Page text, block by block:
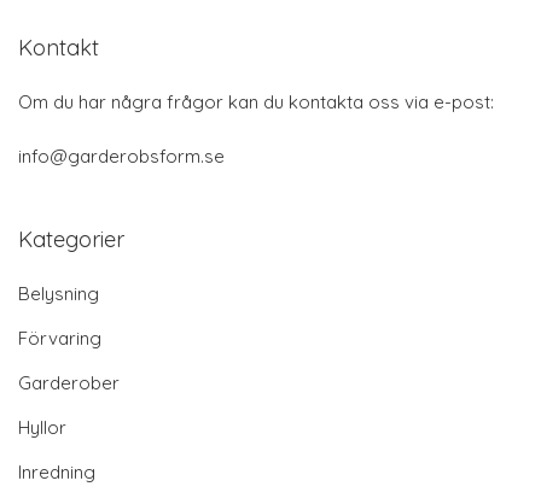
Kontakt
Om du har några frågor kan du kontakta oss via e-post:
info@garderobsform.se
Kategorier
Belysning
Förvaring
Garderober
Hyllor
Inredning